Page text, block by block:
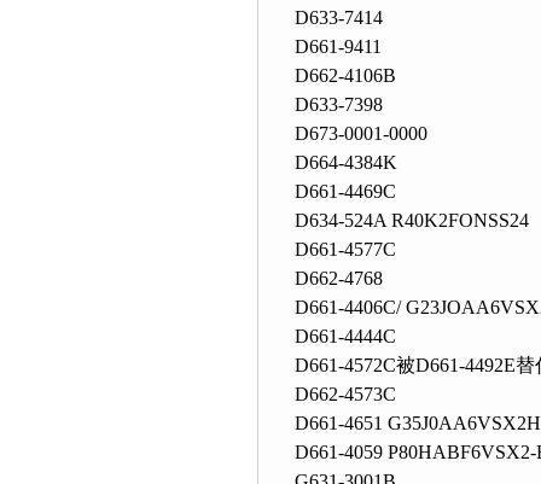
D633-7414
D661-9411
D662-4106B
D633-7398
D673-0001-0000
D664-4384K
D661-4469C
D634-524A R40K2FONSS24
D661-4577C
D662-4768
D661-4406C/
D661-4444C
D661-4572C被D661-4492E替
D662-4573C
D661-4651
D661-4059 P80HABF6VSX2-